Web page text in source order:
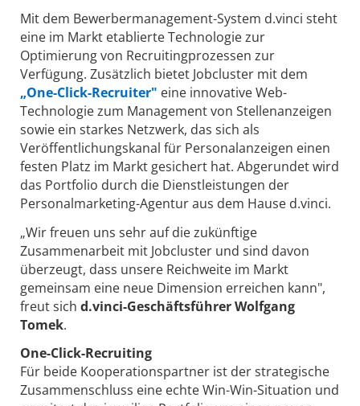
Mit dem Bewerbermanagement-System d.vinci steht
eine im Markt etablierte Technologie zur
Optimierung von Recruitingprozessen zur
Verfügung. Zusätzlich bietet Jobcluster mit dem
„One-Click-Recruiter" eine innovative Web-
Technologie zum Management von Stellenanzeigen
sowie ein starkes Netzwerk, das sich als
Veröffentlichungskanal für Personalanzeigen einen
festen Platz im Markt gesichert hat. Abgerundet wird
das Portfolio durch die Dienstleistungen der
Personalmarketing-Agentur aus dem Hause d.vinci.
„Wir freuen uns sehr auf die zukünftige
Zusammenarbeit mit Jobcluster und sind davon
überzeugt, dass unsere Reichweite im Markt
gemeinsam eine neue Dimension erreichen kann",
freut sich d.vinci-Geschäftsführer Wolfgang
Tomek.
One-Click-Recruiting
Für beide Kooperationspartner ist der strategische
Zusammenschluss eine echte Win-Win-Situation und